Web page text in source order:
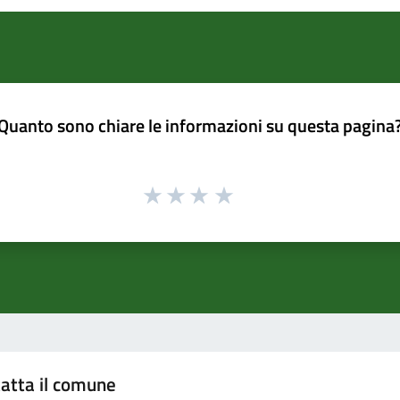
sono chiare le informazioni su questa
il comune